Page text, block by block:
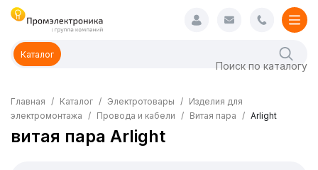
Каталог
Главная Каталог Электротовары
Изделия для
электромонтажа
Провода и кабели Витая пара Arlight
витая пара Arlight